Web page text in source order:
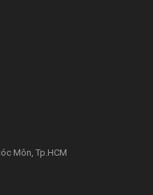
Môn, Tp.HCM